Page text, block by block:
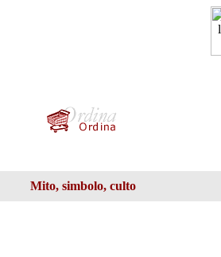
Mito, simbolo, culto